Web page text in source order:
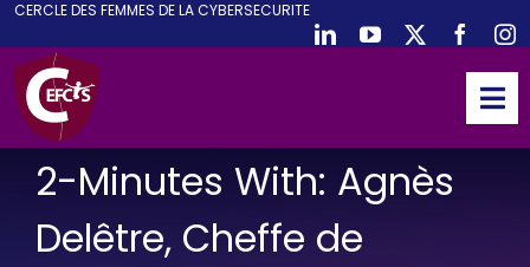
Passer
au
contenu
CERCLE DES FEMMES DE LACYBERSECURITE
ACCUEIL
CEFCYS
ACTIVITES
2-Minutes With: Agnès
Delêtre, Cheffe de